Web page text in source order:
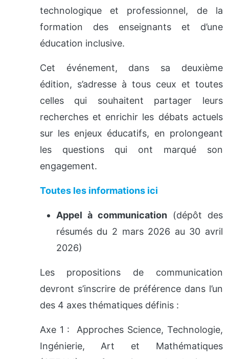
technologique et professionnel, de la
formation des enseignants et d’une
éducation inclusive.
Cet événement, dans sa deuxième
édition, s’adresse à tous ceux et toutes
celles qui souhaitent partager leurs
recherches et enrichir les débats actuels
sur les enjeux éducatifs, en prolongeant
les questions qui ont marqué son
engagement.
Toutes les informations ici
Appel à communication(dépôt des
résumés du 2 mars 2026 au 30 avril
2026)
Les propositions de communication
devront s’inscrire de préférence dans l’un
des 4 axes thématiques définis :
Axe 1 : Approches Science, Technologie,
Ingénierie, Art et Mathématiques